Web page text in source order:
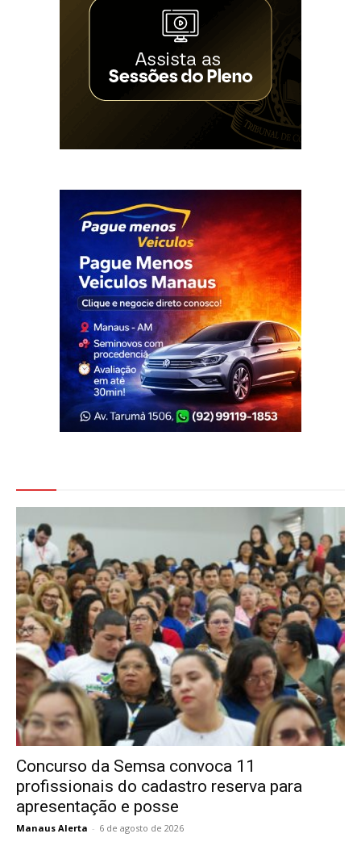
Concurso da Semsa convoca 11
profissionais do cadastro reserva para
apresentação e posse
Manaus Alerta - 6 de agosto de 2026